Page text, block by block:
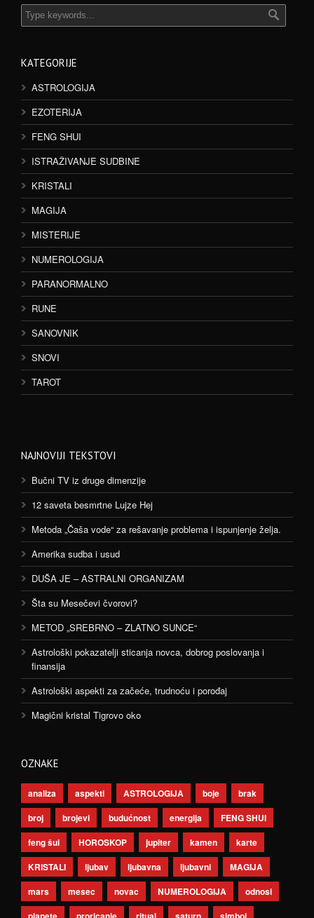
KATEGORIJE
ASTROLOGIJA
EZOTERIJA
FENG SHUI
ISTRAŽIVANJE SUDBINE
KRISTALI
MAGIJA
MISTERIJE
NUMEROLOGIJA
PARANORMALNO
RUNE
SANOVNIK
SNOVI
TAROT
NAJNOVIJI TEKSTOVI
Bučni TV iz druge dimenzije
12 saveta besmrtne Lujze Hej
Metoda „Čaša vode“ za rešavanje problema i ispunjenje želja.
Amerika sudba i usud
DUŠA JE – ASTRALNI ORGANIZAM
Šta su Mesečevi čvorovi?
METOD „SREBRNO – ZLATNO SUNCE“
Astrološki pokazatelji sticanja novca, dobrog poslovanja i
finansija
Astrološki aspekti za začeće, trudnoću i porođaj
Magični kristal Tigrovo oko
OZNAKE
analiza aspekti ASTROLOGIJA boje
brak
broj
brojevi budućnost energija
FENG SHUI
feng šui
HOROSKOP jupiter kamen
karte
KRISTALI
ljubav ljubavna ljubavni
MAGIJA
mars
mesec novac NUMEROLOGIJA
odnosi